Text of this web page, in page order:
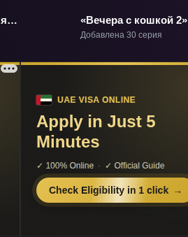
«Вечера с кошкой 2»
ТВ-2
Добавлена 30 серия